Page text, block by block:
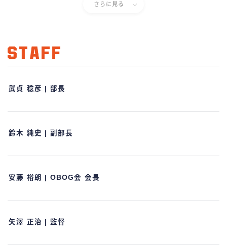
さらに見る
武貞 稔彦 | 部長
鈴木 純史 | 副部長
安藤 裕朗 | OBOG会 会長
矢澤 正治 | 監督